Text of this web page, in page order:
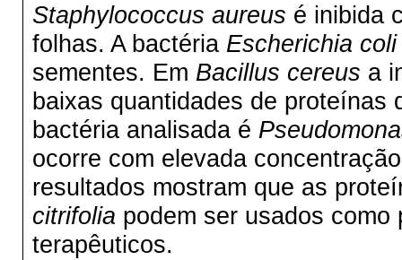
Staphylococcus aureus é inibida
folhas. A bactéria Escherichia
sementes. Em Bacillus cereus a
baixas quantidades de proteínas
bactéria analisada é
ocorre com elevada
resultados mostram que as
citrifolia podem ser usados
terapêuticos.